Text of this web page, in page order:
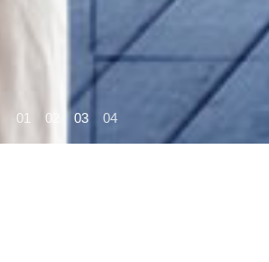
01 02 03 04